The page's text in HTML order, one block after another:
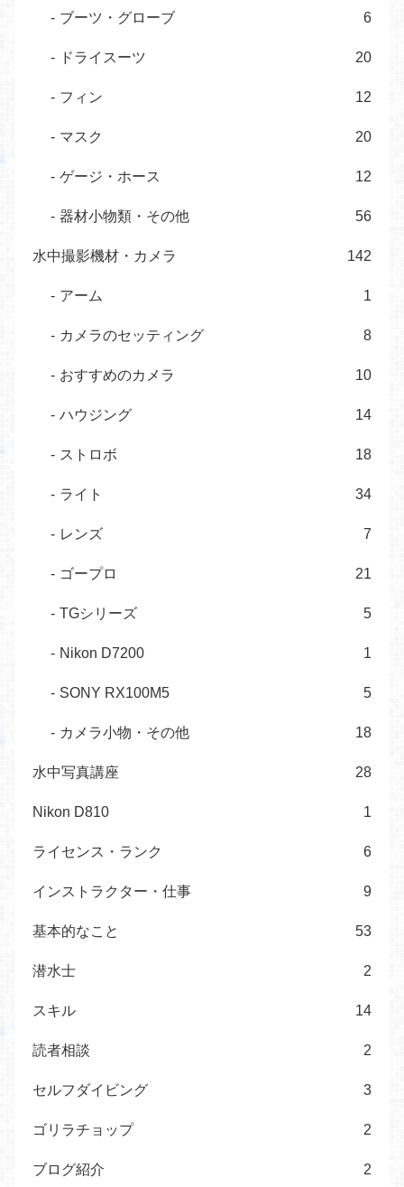
ブーツ・グローブ 6
ドライスーツ 20
フィン 12
マスク 20
ゲージ・ホース 12
器材小物類・その他 56
水中撮影機材・カメラ 142
アーム 1
カメラのセッティング 8
おすすめのカメラ 10
ハウジング 14
ストロボ 18
ライト 34
レンズ 7
ゴープロ 21
TGシリーズ 5
Nikon D7200 1
SONY RX100M5 5
カメラ小物・その他 18
水中写真講座 28
Nikon D810 1
ライセンス・ランク 6
インストラクター・仕事 9
基本的なこと 53
潜水士 2
スキル 14
読者相談 2
セルフダイビング 3
ゴリラチョップ 2
ブログ紹介 2